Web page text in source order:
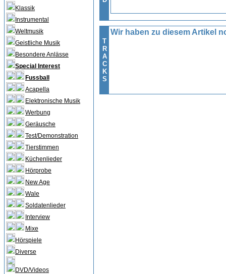
Klassik
Instrumental
Weltmusik
Geistliche Musik
Besondere Anlässe
Special Interest
Fussball
Acapella
Elektronische Musik
Werbung
Geräusche
Test/Demonstration
Tierstimmen
Küchenlieder
Hörprobe
New Age
Wale
Soldatenlieder
Interview
Mixe
Hörspiele
Diverse
DVD/Videos
T
R
A
C
K
S
Wir haben zu diesem Artikel